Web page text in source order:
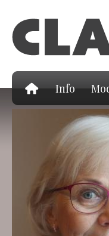
Info